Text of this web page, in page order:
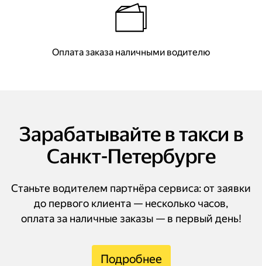
Оплата заказа наличными водителю
Зарабатывайте в такси в
Санкт-Петербурге
Станьте водителем партнёра сервиса: от заявки
до первого клиента — несколько часов,
оплата за наличные заказы — в первый день!
Подробнее